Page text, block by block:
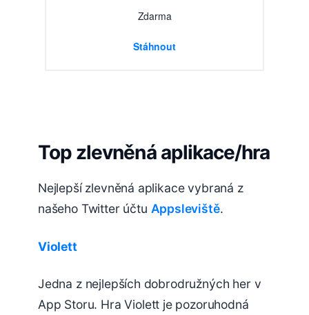
Zdarma
Stáhnout
Top zlevněná aplikace/hra
Nejlepší zlevněná aplikace vybraná z
našeho Twitter účtu Appsleviště.
Violett
Jedna z nejlepších dobrodružných her v
App Storu. HraViolett je pozoruhodná